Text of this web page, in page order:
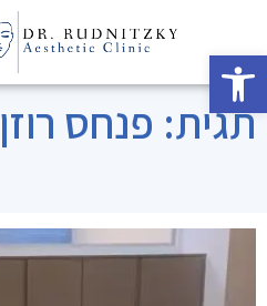
פתח סרגל נגישות
תגית: פנחס רוזן